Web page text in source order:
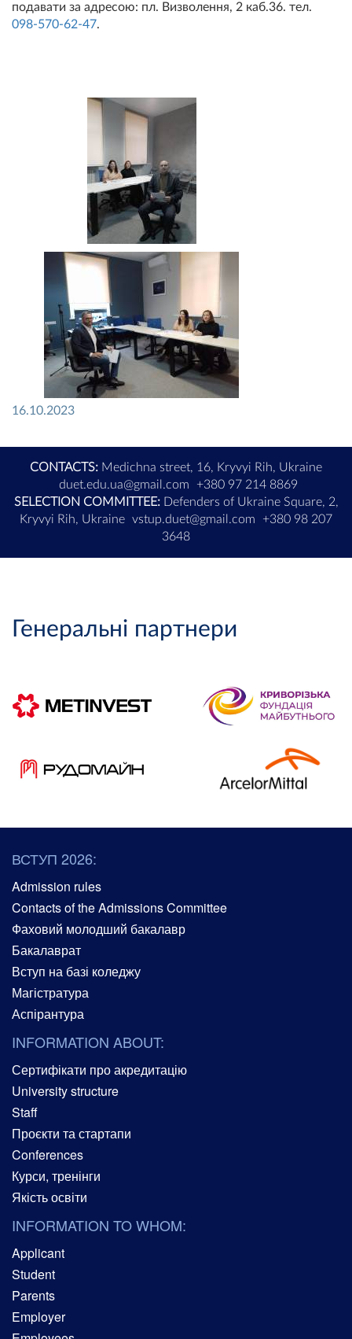
подавати за адресою: пл. Визволення, 2 каб.36. тел.
098-570-62-47.
16.10.2023
CONTACTS: Medichna street, 16, Kryvyi Rih, Ukraine
duet.edu.ua@gmail.com
+380 97 214 8869
SELECTION COMMITTEE:Defenders of Ukraine Square, 2,
Kryvyi Rih, Ukraine vstup.duet@gmail.com
+380 98 207
3648
Генеральні партнери
ВСТУП 2026:
Admission rules
Contacts of the Admissions Committee
Фаховий молодший бакалавр
Бакалаврат
Вступ на базі коледжу
Магістратура
Аспірантура
INFORMATION ABOUT:
Сертифікати про акредитацію
University structure
Staff
Проєкти та стартапи
Conferences
Курси, тренінги
Якість освіти
INFORMATION TO WHOM:
Applicant
Student
Parents
Employer